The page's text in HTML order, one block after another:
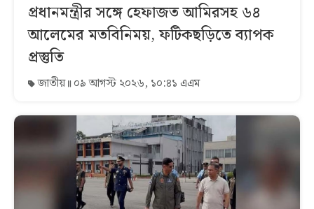
প্রধানমন্ত্রীর সঙ্গে হেফাজত আমিরসহ ৬৪
আলেমের মতবিনিময়, ফটিকছড়িতে ব্যাপক
প্রস্তুতি
জাতীয় ০৯ আগস্ট ২০২৬, ১০:৪১ এএম